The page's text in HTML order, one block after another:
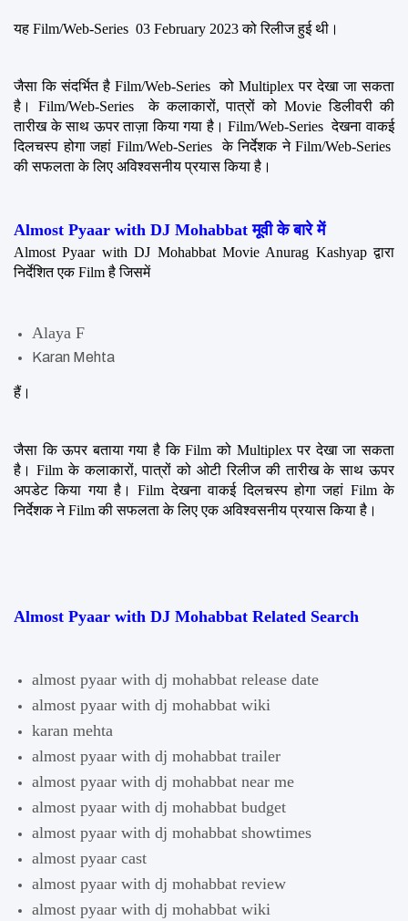
यह Film/Web-Series  03 February 2023 को रिलीज हुई थी।
जैसा कि संदर्भित है Film/Web-Series  को Multiplex पर देखा जा सकता
है। Film/Web-Series  के कलाकारों, पात्रों को Movie डिलीवरी की
तारीख के साथ ऊपर ताज़ा किया गया है। Film/Web-Series  देखना वाकई
दिलचस्प होगा जहां Film/Web-Series  के निर्देशक ने Film/Web-Series
की सफलता के लिए अविश्वसनीय प्रयास किया है।
Almost Pyaar with DJ Mohabbat मूवी के बारे में
Almost Pyaar with DJ Mohabbat Movie Anurag Kashyap द्वारा
निर्देशित एक Film है जिसमें
Alaya F
Karan Mehta
हैं।
जैसा कि ऊपर बताया गया है कि Film को Multiplex पर देखा जा सकता
है। Film के कलाकारों, पात्रों को ओटी रिलीज की तारीख के साथ ऊपर
अपडेट किया गया है। Film देखना वाकई दिलचस्प होगा जहां Film के
निर्देशक ने Film की सफलता के लिए एक अविश्वसनीय प्रयास किया है।
Almost Pyaar with DJ Mohabbat Related Search
almost pyaar with dj mohabbat release date
almost pyaar with dj mohabbat wiki
karan mehta
almost pyaar with dj mohabbat trailer
almost pyaar with dj mohabbat near me
almost pyaar with dj mohabbat budget
almost pyaar with dj mohabbat showtimes
almost pyaar cast
almost pyaar with dj mohabbat review
almost pyaar with dj mohabbat wiki